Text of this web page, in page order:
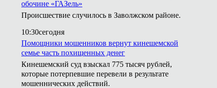
обочине «ГАЗель»
Происшествие случилось в Заволжском районе.
10:30сегодня
Помощники мошенников вернут кинешемской
семье часть похищенных денег
Кинешемский суд взыскал 775 тысяч рублей,
которые потерпевшие перевели в результате
мошеннических действий.